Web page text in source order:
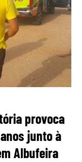
provoca
junto à
Albufeira